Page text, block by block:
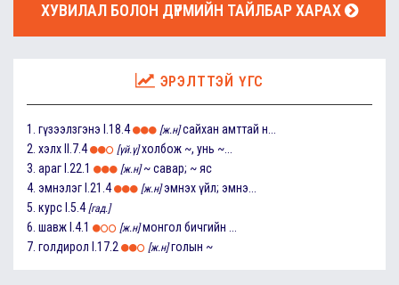
ХУВИЛАЛ БОЛОН ДҮРМИЙН ТАЙЛБАР ХАРАХ
ЭРЭЛТТЭЙ ҮГС
1. гүзээлзгэнэ I.18.4 [ж.н] сайхан амттай н...
2. хэлх II.7.4 [үй.ү] холбож ~, унь ~...
3. араг I.22.1 [ж.н] ~ савар; ~ яс
4. эмнэлэг I.21.4 [ж.н] эмнэх үйл; эмнэ...
5. курс I.5.4 [гад.]
6. шавж I.4.1 [ж.н] монгол бичгийн ...
7. голдирол I.17.2 [ж.н] голын ~